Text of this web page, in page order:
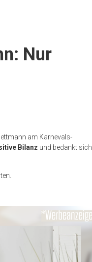
Nur
am Karnevals-
Bilanz und bedankt sich